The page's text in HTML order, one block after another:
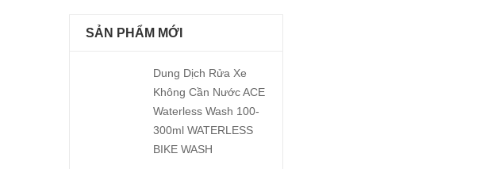
SẢN PHẨM MỚI
Dung Dịch Rửa Xe
Không Cần Nước ACE
Waterless Wash 100-
300ml WATERLESS
BIKE WASH